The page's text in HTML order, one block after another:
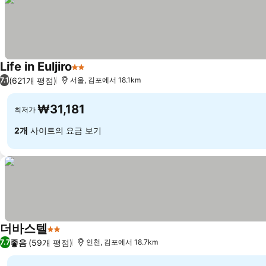
Life in Euljiro2 성급
7.1(621개 평점) 서울, 김포에서 18.1km
최저가 ₩31,181
2개 사이트의 요금 보기
더바스텔2 성급
7.7좋음 (59개 평점) 인천, 김포에서 18.7km